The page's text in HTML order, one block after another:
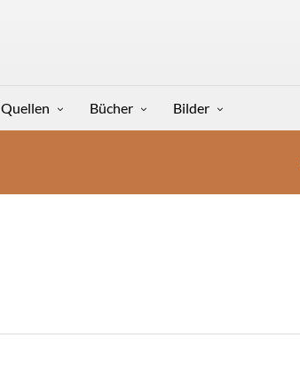
Quellen Bücher Bilder